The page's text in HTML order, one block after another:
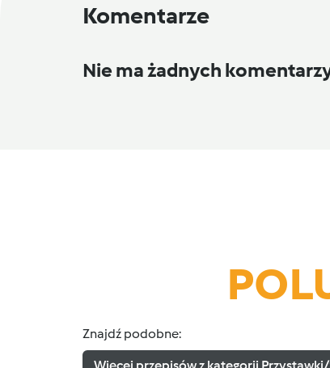
Komentarze
Nie ma żadnych
Znajdź podobne: